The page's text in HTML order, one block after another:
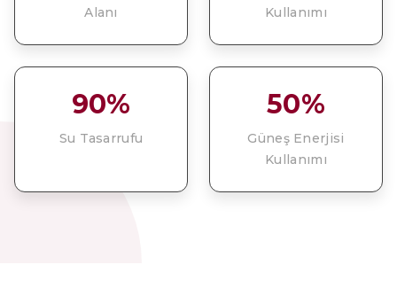
Alanı
Kullanımı
90%
Su Tasarrufu
50%
Güneş Enerjisi
Kullanımı